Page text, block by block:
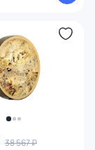
38 567 ₽